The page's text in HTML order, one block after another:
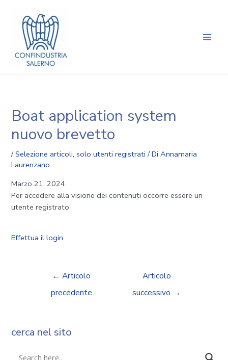
contenuto
Boat application system
nuovo brevetto
/Selezione articoli,solo utenti registrati / DiAnnamaria
Laurenzano
Marzo 21, 2024
Per accedere alla visione dei contenuti occorre essere un
utente registrato
Effettua il login
articoli
← Articolo
precedente
Articolo
successivo →
cerca nel sito